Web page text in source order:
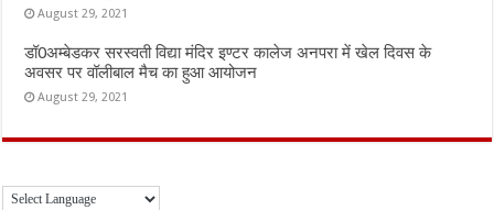
August 29, 2021
डॉ0अम्बेडकर सरस्वती विद्या मंदिर इण्टर कालेज अनपरा में खेल दिवस के
अवसर पर वॉलीबाल मैच का हुआ आयोजन
August 29, 2021